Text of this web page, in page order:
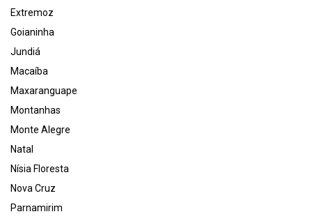
Extremoz
Goianinha
Jundiá
Macaíba
Maxaranguape
Montanhas
Monte Alegre
Natal
Nísia Floresta
Nova Cruz
Parnamirim